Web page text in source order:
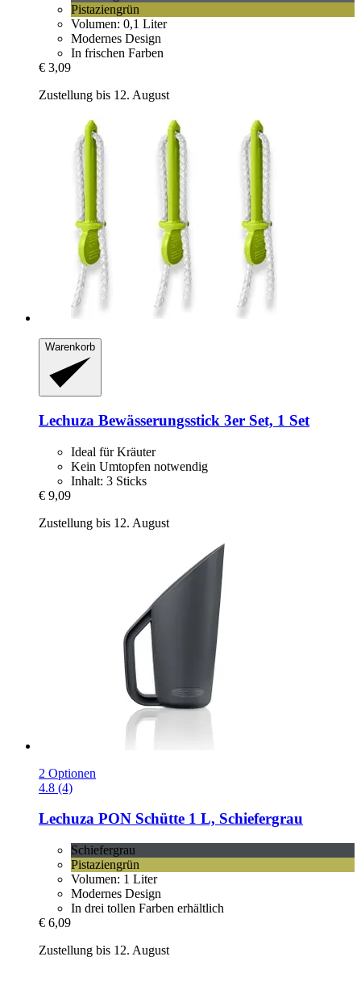
Pistaziengrün
Volumen: 0,1 Liter
Modernes Design
In frischen Farben
€ 3,09
Zustellung bis 12. August
Warenkorb
Lechuza Bewässerungsstick 3er Set, 1 Set
Ideal für Kräuter
Kein Umtopfen notwendig
Inhalt: 3 Sticks
€ 9,09
Zustellung bis 12. August
2 Optionen
4.8 (4)
Lechuza PON Schütte 1 L, Schiefergrau
Schiefergrau
Pistaziengrün
Volumen: 1 Liter
Modernes Design
In drei tollen Farben erhältlich
€ 6,09
Zustellung bis 12. August